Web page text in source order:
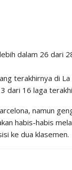
dalam 26 dari
terakhirnya di La
dari 16 laga
namun
habis-habis
ke dua klasemen.